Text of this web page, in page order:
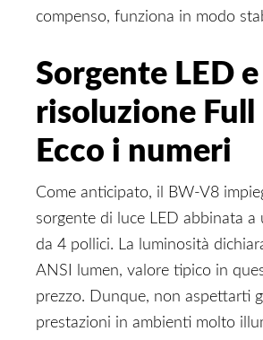
compenso, funziona in modo
Sorgente LED e
risoluzione Full
Ecco i numeri
Come anticipato, il BW-V8
sorgente di luce LED abbinata a
da 4 pollici. La luminosità
ANSI lumen, valore tipico in
prezzo. Dunque, non aspettarti
prestazioni in ambienti molto